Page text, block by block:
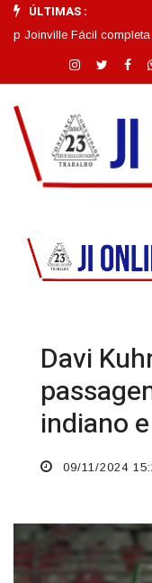
ÚLTIMAS :
Fácil completa um
Davi
indiano
09/11/2024